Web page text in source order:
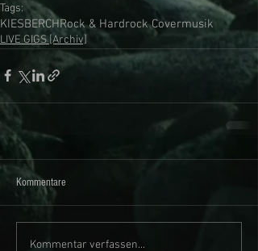
Tags:
KIESBERCHRock & Hardrock Covermusik
LIVE GIGS [Archiv]
Kommentare
Kommentar verfassen...